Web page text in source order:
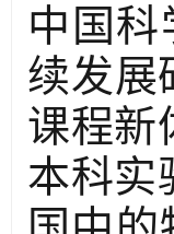
中国科
续发展
课程新
本科实